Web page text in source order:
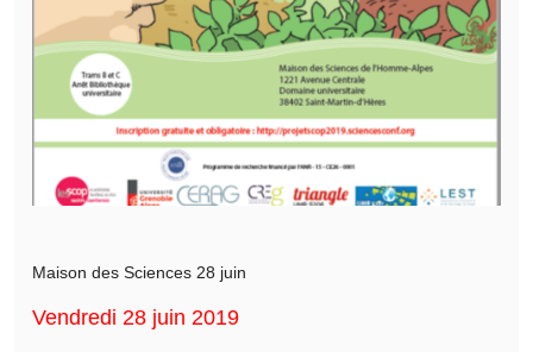
Maison des Sciences 28 juin
Vendredi 28 juin 2019